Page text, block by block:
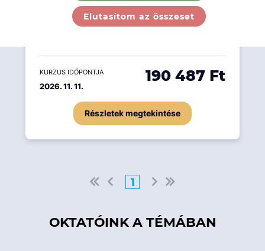
Elutasítom az összeset
nyerjenek a hitelkockázatok modellezésébe,
megismerkedjenek a kockázatkezelés
KURZUS IDŐPONTJA
2026. 11. 11.
190 487 Ft
Részletek megtekintése
1
OKTATÓINK A TÉMÁBAN